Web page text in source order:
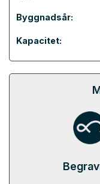
Byggnadsår:
Kapacitet: